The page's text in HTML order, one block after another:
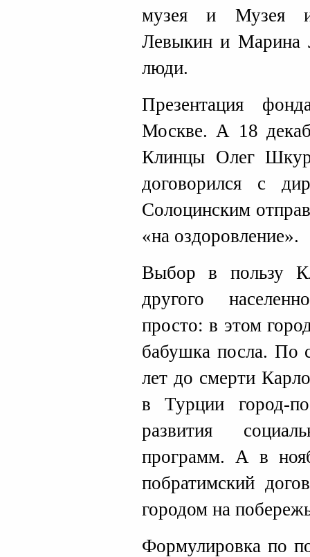
музея и Музея
Левыкин и Марина
люди.
Презентация
Москве. А 18
Клинцы Олег
договорился с
Солоцинским
«на оздоровление».
Выбор в пользу
другого
просто: в этом
бабушка посла. По
лет до смерти
в Турции город-
развития
программ. А в
побратимский
городом на
Формулировка по